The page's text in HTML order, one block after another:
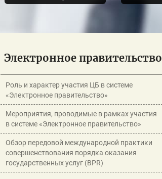
Электронное правительство
Роль и характер участия ЦБ в системе
«Электронное правительство»
Мероприятия, проводимые в рамках участия
в системе «Электронное правительство»
Обзор передовой международной практики
совершенствования порядка оказания
государственных услуг (BPR)